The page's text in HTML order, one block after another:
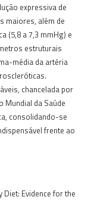
expressiva de
maiores, além de
(5,8 a 7,3 mmHg) e
estruturais
média da artéria
chancelada por
da Saúde
consolidando-se
frente ao
Diet: Evidence for the